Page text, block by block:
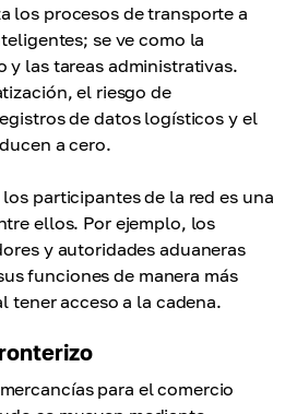
los procesos de transporte a
se ve como la
y las tareas administrativas.
el riesgo de
de datos logísticos y el
a cero.
participantes de la red es una
ellos. Por ejemplo, los
y autoridades aduaneras
funciones de manera más
tener acceso a la cadena.
para el comercio